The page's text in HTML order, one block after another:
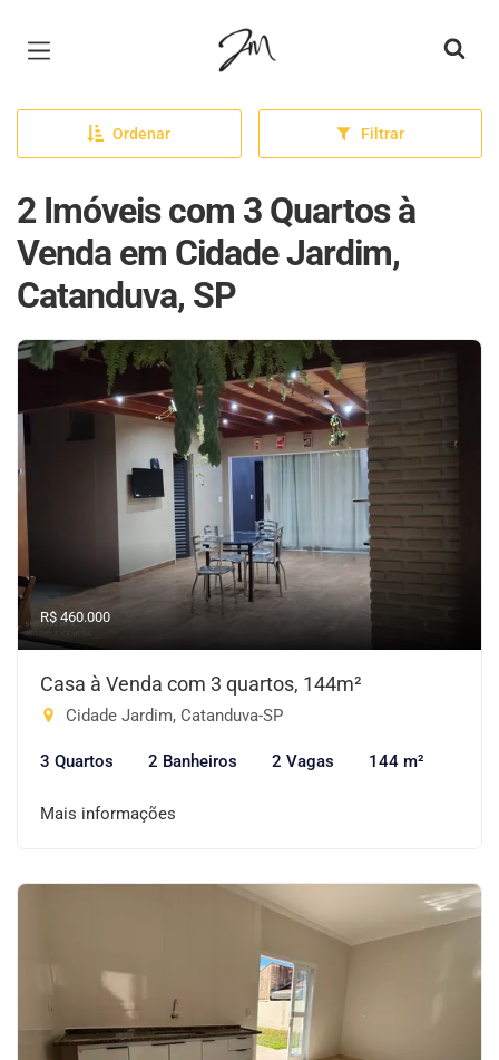
Página inicial
Ordenar Filtrar
2 Imóveis com 3 Quartos à
Venda em Cidade Jardim,
Catanduva, SP
R$ 460.000
Casa à Venda com 3 quartos, 144m²
Cidade Jardim, Catanduva-SP
3 Quartos 2 Banheiros 2 Vagas 144 m²
Mais informações